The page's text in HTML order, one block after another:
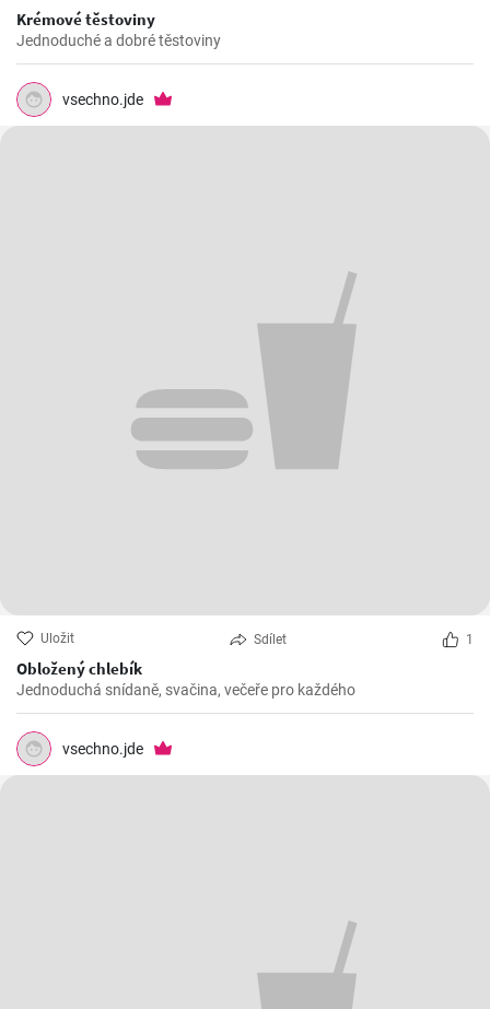
Krémové těstoviny
Jednoduché a dobré těstoviny
vsechno.jde
Uložit Sdílet 1
Obložený chlebík
Jednoduchá snídaně, svačina, večeře pro každého
vsechno.jde